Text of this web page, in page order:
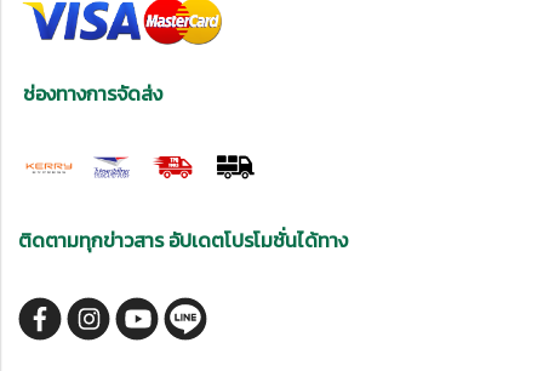
ช่องทางการจัดส่ง
ติดตามทุกข่าวสาร อัปเดตโปรโมชั่นได้ทาง